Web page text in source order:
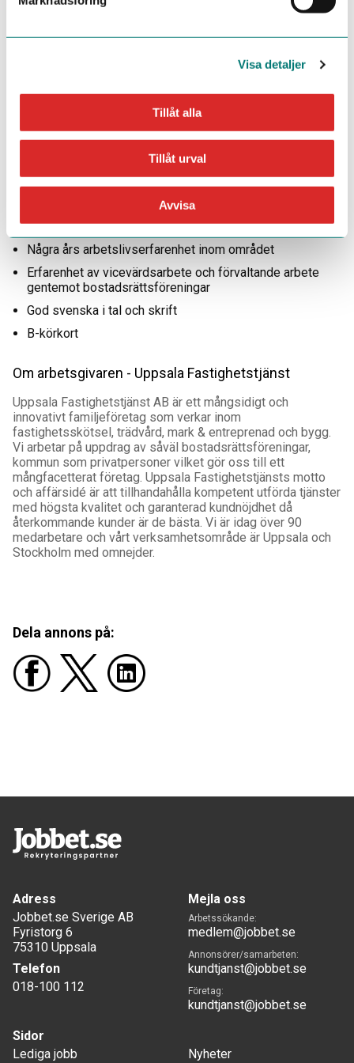
Visa detaljer
Tillåt alla
Tillåt urval
Avvisa
Ansökningar behandlas löpande och tjänsten kan komma att
tillsättas innan sista ansökningsdag, skicka därför in din
Krav
Relevant utbildning eller motsvarande kompetens inom
teknisk förvaltning
Några års arbetslivserfarenhet inom området
Erfarenhet av vicevärdsarbete och förvaltande arbete
gentemot bostadsrättsföreningar
God svenska i tal och skrift
B-körkort
Om arbetsgivaren - Uppsala Fastighetstjänst
Uppsala Fastighetstjänst AB är ett mångsidigt och
innovativt familjeföretag som verkar inom
fastighetsskötsel, trädvård, mark & entreprenad och bygg.
Vi arbetar på uppdrag av såväl bostadsrättsföreningar,
kommun som privatpersoner vilket gör oss till ett
mångfacetterat företag. Uppsala Fastighetstjänsts motto
och affärsidé är att tillhandahålla kompetent utförda tjänster
med högsta kvalitet och garanterad kundnöjdhet då
återkommande kunder är de bästa. Vi är idag över 90
medarbetare och vårt verksamhetsområde är Uppsala och
Stockholm med omnejder.
Dela annons på:
Adress
Jobbet.se Sverige AB
Fyristorg 6
75310 Uppsala
Telefon
018-100 112
Mejla oss
Arbetssökande:
medlem@jobbet.se
Annonsörer/samarbeten:
kundtjanst@jobbet.se
Företag:
kundtjanst@jobbet.se
Sidor
Lediga jobb
Nyheter